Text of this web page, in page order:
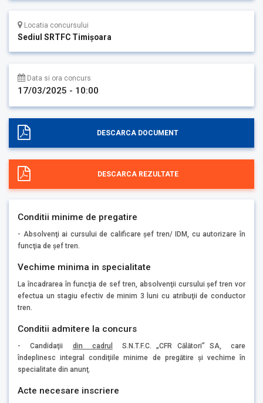
Locatia concursului
Sediul SRTFC Timişoara
Data si ora concurs
17/03/2025 - 10:00
DESCARCA DOCUMENT
DESCARCA REZULTATE
Conditii minime de pregatire
- Absolvenţi ai cursului de calificare şef tren/ IDM, cu autorizare în
funcţia de şef tren.
Vechime minima in specialitate
La încadrarea în funcţia de sef tren, absolvenţii cursului şef tren vor
efectua un stagiu efectiv de minim 3 luni cu atribuţii de conductor
tren.
Conditii admitere la concurs
- Candidaţii din cadrul
S.N.T.F.C. „CFR Călători” SA, care
îndeplinesc integral condiţiile minime de pregătire şi vechime în
specialitate din anunţ.
Acte necesare inscriere